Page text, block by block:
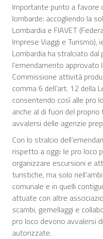
Importante punto a favore
lombarde: accogliendo la
Lombardia e FIAVET
Imprese Viaggi e Turismo),
Lombardia ha stralciato
l’emendamento
Commissione attività
comma 6 dell’art. 12 della
consentendo così alle pro
anche al di fuori del
avvalersi delle agenzie
Con lo stralcio
rispetto a oggi: le pro loco
organizzare escursioni e
turistiche, ma solo
comunale e in quelli
attuate con altre
scambi, gemellaggi e
pro loco devono avvalersi
autorizzate.